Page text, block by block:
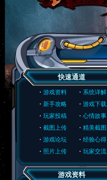
快速通道
・ 游戏资料 ・ 系统详解
・ 新手攻略 ・游戏下载
・ 玩家投稿 ・心情故事
・ 截图上传 ・精美截图
・ 游戏论坛 ・经验心得
・ 照片上传 ・玩家交流
游戏资料